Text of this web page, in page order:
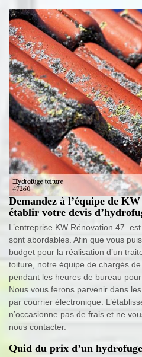
Demandez à l’équipe de
établir votre devis
L’entreprise KW Rénovation 47
sont abordables. Afin que vous
budget pour la réalisation d’un
toiture, notre équipe de chargés
pendant les heures de bureau
Nous vous ferons parvenir dans
par courrier électronique.
n’occasionne pas de frais et ne
nous contacter.
Quid du prix d’un